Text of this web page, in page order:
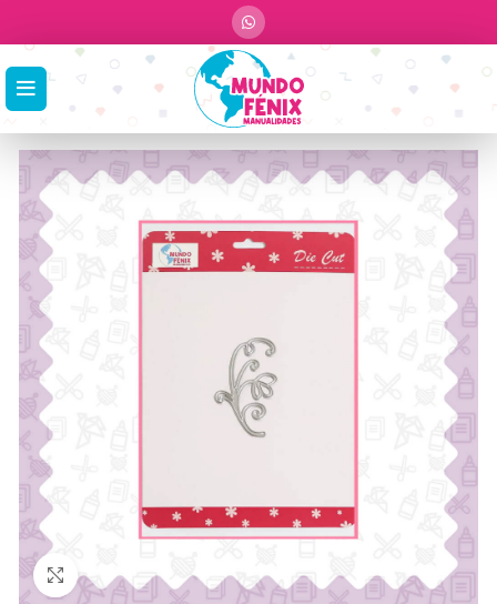
Click para agrandar